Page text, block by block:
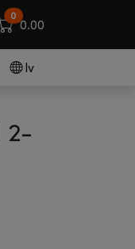
0
0.00
lv
2-